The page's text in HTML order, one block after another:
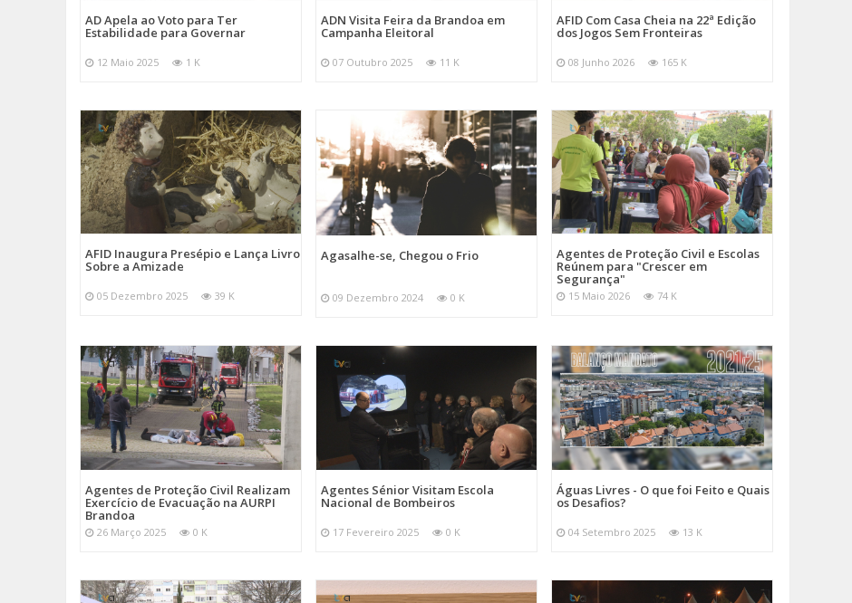
AD Apela ao Voto para Ter
Estabilidade para Governar
12 Maio 2025 1 K
ADN Visita Feira da Brandoa em
Campanha Eleitoral
07 Outubro 2025 11 K
AFID Com Casa Cheia na 22ª Edição
dos Jogos Sem Fronteiras
08 Junho 2026 165 K
AFID Inaugura Presépio e Lança Livro
Sobre a Amizade
05 Dezembro 2025 39 K
Agasalhe-se, Chegou o Frio
09 Dezembro 2024 0 K
Agentes de Proteção Civil e Escolas
Reúnem para "Crescer em
Segurança"
15 Maio 2026 74 K
Agentes de Proteção Civil Realizam
Exercício de Evacuação na AURPI
Brandoa
26 Março 2025 0 K
Agentes Sénior Visitam Escola
Nacional de Bombeiros
17 Fevereiro 2025 0 K
Águas Livres - O que foi Feito e Quais
os Desafios?
04 Setembro 2025 13 K